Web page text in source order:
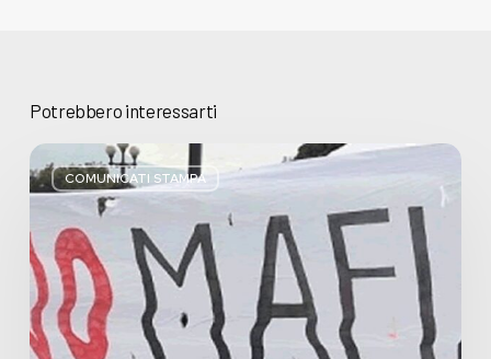
Potrebbero interessarti
COMUNICATI STAMPA
Basta
bugie,
Regione
Lombardia
pratica
l’antimafia
solo
a
parole